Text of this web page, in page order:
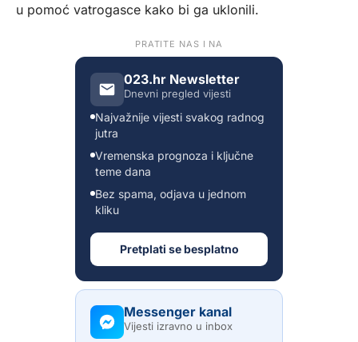
u pomoć vatrogasce kako bi ga uklonili.
PRATITE NAS I NA
023.hr Newsletter
Dnevni pregled vijesti
Najvažnije vijesti svakog radnog
jutra
Vremenska prognoza i ključne
teme dana
Bez spama, odjava u jednom
kliku
Pretplati se besplatno
Messenger kanal
Vijesti izravno u inbox